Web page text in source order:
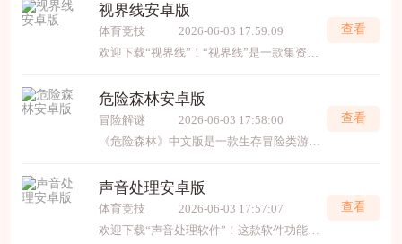
视界线安卓版
体育竞技
2026-06-03 17:59:09
欢迎下载“视界线”！“视界线”是一款集资讯、娱乐、社交于一体的创新应用，旨在为用户提供最新、最热、最精彩的内容。不论你喜欢看新闻、追剧，还是与好友交流，这里都能满足你的
查看
危险森林安卓版
冒险解谜
2026-06-03 17:58:00
《危险森林》中文版是一款生存冒险类游戏，玩家将置身于神秘而危机四伏的森林中，通过采集资源、建造庇护所、对抗野兽及超自然生物以求生。游戏采用开放世界设计，包含昼夜循环、
查看
声音处理安卓版
体育竞技
2026-06-03 17:57:07
欢迎下载“声音处理软件”！这款软件功能强大，操作简便，适合音频编辑、录音、特效处理等多种需求。无论是制作音乐、剪辑音频还是修复录音，都能轻松实现。其多样的工具和效果保证
查看